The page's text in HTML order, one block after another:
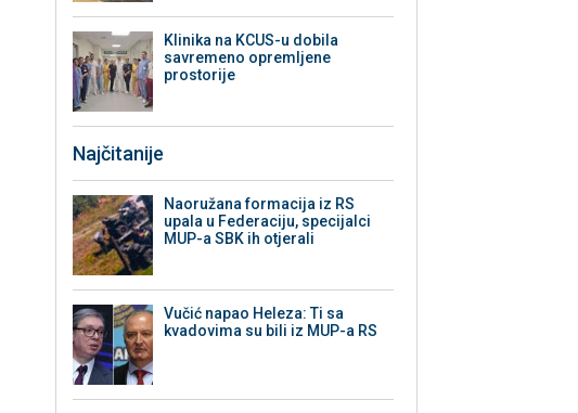
Klinika na KCUS-u dobila
savremeno opremljene
prostorije
Najčitanije
Naoružana formacija iz RS
upala u Federaciju, specijalci
MUP-a SBK ih otjerali
Vučić napao Heleza: Ti sa
kvadovima su bili iz MUP-a RS